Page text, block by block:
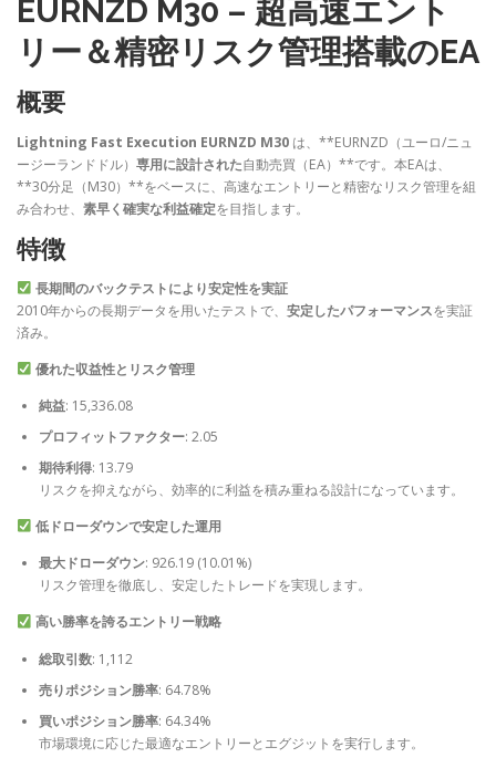
EURNZD M30 – 超高速エント
リー＆精密リスク管理搭載のEA
概要
Lightning Fast Execution EURNZD M30 は、**EURNZD（ユーロ/ニュ
ージーランドドル） 専用に設計された自動売買（EA）**です。本EAは、
**30分足（M30）**をベースに、高速なエントリーと精密なリスク管理を組
み合わせ、 素早く確実な利益確定を目指します。
特徴
長期間のバックテストにより安定性を実証
2010年からの長期データを用いたテストで、 安定したパフォーマンスを実証
済み。
優れた収益性とリスク管理
純益: 15,336.08
プロフィットファクター: 2.05
期待利得: 13.79
リスクを抑えながら、効率的に利益を積み重ねる設計になっています。
低ドローダウンで安定した運用
最大ドローダウン: 926.19 (10.01%)
リスク管理を徹底し、安定したトレードを実現します。
高い勝率を誇るエントリー戦略
総取引数: 1,112
売りポジション勝率: 64.78%
買いポジション勝率: 64.34%
市場環境に応じた最適なエントリーとエグジットを実行します。